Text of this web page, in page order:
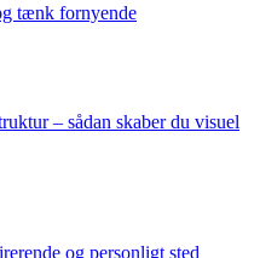
tænk fornyende
– sådan skaber du visuel
og personligt sted